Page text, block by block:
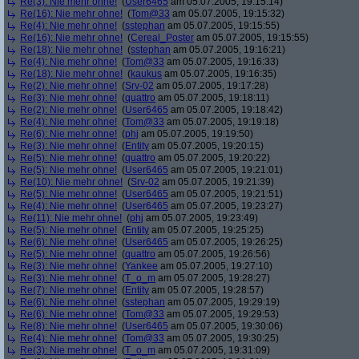
Re(16): Nie mehr ohne! (Tom@33 am 05.07.2005, 19:15:32)
Re(4): Nie mehr ohne! (sstephan am 05.07.2005, 19:15:55)
Re(16): Nie mehr ohne! (Cereal_Poster am 05.07.2005, 19:15:55)
Re(18): Nie mehr ohne! (sstephan am 05.07.2005, 19:16:21)
Re(4): Nie mehr ohne! (Tom@33 am 05.07.2005, 19:16:33)
Re(18): Nie mehr ohne! (kaukus am 05.07.2005, 19:16:35)
Re(2): Nie mehr ohne! (Srv-02 am 05.07.2005, 19:17:28)
Re(3): Nie mehr ohne! (quattro am 05.07.2005, 19:18:11)
Re(2): Nie mehr ohne! (User6465 am 05.07.2005, 19:18:42)
Re(4): Nie mehr ohne! (Tom@33 am 05.07.2005, 19:19:18)
Re(6): Nie mehr ohne! (phj am 05.07.2005, 19:19:50)
Re(3): Nie mehr ohne! (Entity am 05.07.2005, 19:20:15)
Re(5): Nie mehr ohne! (quattro am 05.07.2005, 19:20:22)
Re(5): Nie mehr ohne! (User6465 am 05.07.2005, 19:21:01)
Re(10): Nie mehr ohne! (Srv-02 am 05.07.2005, 19:21:39)
Re(5): Nie mehr ohne! (User6465 am 05.07.2005, 19:21:51)
Re(4): Nie mehr ohne! (User6465 am 05.07.2005, 19:23:27)
Re(11): Nie mehr ohne! (phj am 05.07.2005, 19:23:49)
Re(5): Nie mehr ohne! (Entity am 05.07.2005, 19:25:25)
Re(6): Nie mehr ohne! (User6465 am 05.07.2005, 19:26:25)
Re(5): Nie mehr ohne! (quattro am 05.07.2005, 19:26:56)
Re(3): Nie mehr ohne! (Yankee am 05.07.2005, 19:27:10)
Re(3): Nie mehr ohne! (T_o_m am 05.07.2005, 19:28:27)
Re(7): Nie mehr ohne! (Entity am 05.07.2005, 19:28:57)
Re(6): Nie mehr ohne! (sstephan am 05.07.2005, 19:29:19)
Re(6): Nie mehr ohne! (Tom@33 am 05.07.2005, 19:29:53)
Re(8): Nie mehr ohne! (User6465 am 05.07.2005, 19:30:06)
Re(4): Nie mehr ohne! (Tom@33 am 05.07.2005, 19:30:25)
Re(3): Nie mehr ohne! (T_o_m am 05.07.2005, 19:31:09)